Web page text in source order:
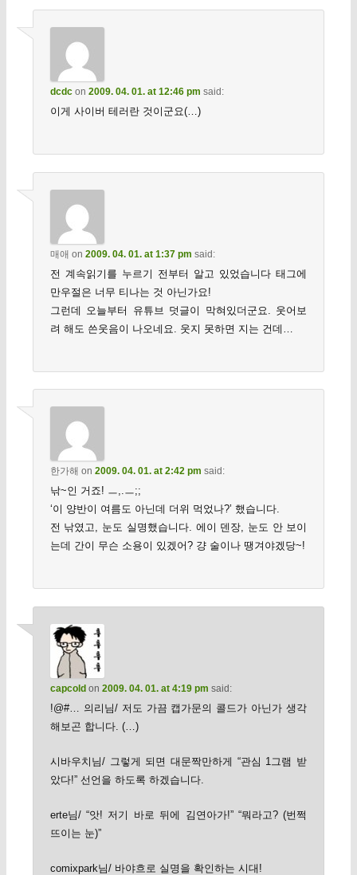
dcdcon 2009. 04. 01. at 12:46 pm said:
이게 사이버 테러란 것이군요(…)
매애 on 2009. 04. 01. at 1:37 pm said:
전 계속읽기를 누르기 전부터 알고 있었습니다 태그에
만우절은 너무 티나는 것 아닌가요!
그런데 오늘부터 유튜브 덧글이 막혀있더군요. 웃어보
려 해도 쓴웃음이 나오네요. 웃지 못하면 지는 건데…
한가해 on 2009. 04. 01. at 2:42 pm said:
낚~인 거죠! ㅡ,.ㅡ;;
‘이 양반이 여름도 아닌데 더위 먹었나?’ 했습니다.
전 낚였고, 눈도 실명했습니다. 에이 덴장, 눈도 안 보이
는데 간이 무슨 소용이 있겠어? 걍 술이나 땡겨야겠당~!
capcoldon 2009. 04. 01. at 4:19 pm said:
!@#… 의리님/ 저도 가끔 캡가문의 콜드가 아닌가 생각
해보곤 합니다. (…)
시바우치님/ 그렇게 되면 대문짝만하게 “관심 1그램 받
았다!” 선언을 하도록 하겠습니다.
erte님/ “앗! 저기 바로 뒤에 김연아가!” “뭐라고? (번쩍
뜨이는 눈)”
comixpark님/ 바야흐로 실명을 확인하는 시대!